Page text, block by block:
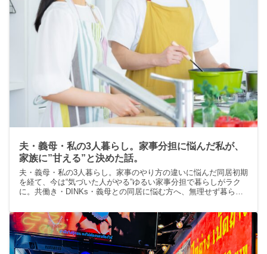
夫・義母・私の3人暮らし。家事分担に悩んだ私が、
家族に”甘える”と決めた話。
夫・義母・私の3人暮らし。家事のやり方の違いに悩んだ同居初期
を経て、今は“気づいた人がやる”ゆるい家事分担で暮らしがラク
に。共働き・DINKs・義母との同居に悩む方へ、無理せず暮らす